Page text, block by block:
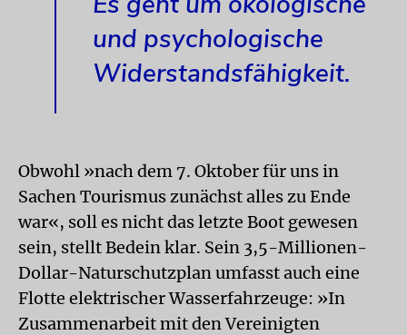
und psychologische
Widerstandsfähigkeit.
Obwohl »nach dem 7. Oktober für uns in
Sachen Tourismus zunächst alles zu Ende
war«, soll es nicht das letzte Boot gewesen
sein, stellt Bedein klar. Sein 3,5-Millionen-
Dollar-Naturschutzplan umfasst auch eine
Flotte elektrischer Wasserfahrzeuge: »In
Zusammenarbeit mit den Vereinigten